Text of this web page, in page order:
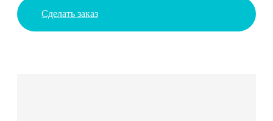
Сделать заказ